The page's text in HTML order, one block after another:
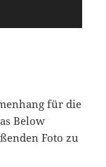
für die
Below
Foto zu